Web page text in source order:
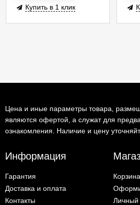
Купить в 1 клик
Цена и иные параметры товара,
являются офертой, а служат для
ознакомления. Наличие и цену
Информация
Гарантия
Доставка и оплата
Контакты
Корзина
Личный